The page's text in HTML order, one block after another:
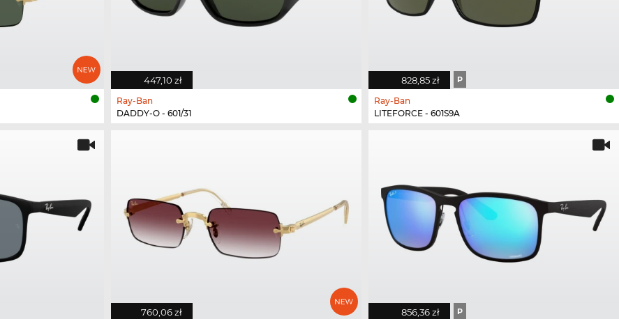
447,10 zł
Ray-Ban
DADDY-O - 601/31
828,85 zł P
Ray-Ban
LITEFORCE - 601S9A
760,06 zł 856,36 zł P